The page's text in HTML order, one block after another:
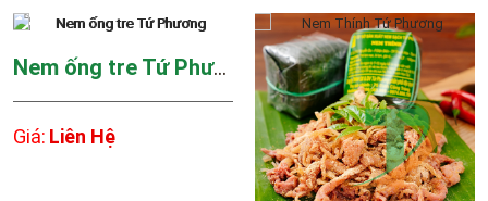
Nem ống tre Tứ Phương
Giá: Liên Hệ